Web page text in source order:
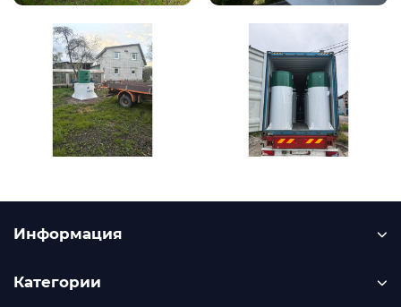
Информация
Категории